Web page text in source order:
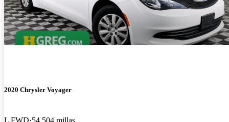
2020 Chrysler Voyager
L FWD 54,504 millas